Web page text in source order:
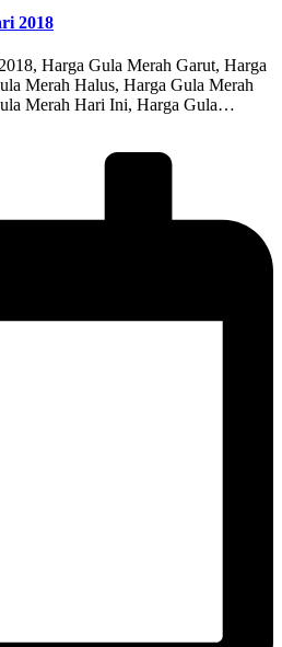
2018
Harga Gula Merah Garut, Harga
Merah Halus, Harga Gula Merah
Merah Hari Ini, Harga Gula…